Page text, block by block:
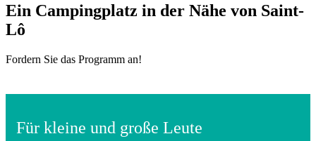
Ein Campingplatz in der Nähe von Saint-
Lô
Fordern Sie das Programm an!
Für kleine und große Leute